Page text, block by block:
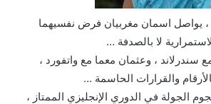
، يواصل اسمان مغربيان فرض نفسيهما
لا بالصدفة …
، وعثمان معما مع واتفورد ،
والقرارات الحاسمة …
الجولة في الدوري الإنجليزي الممتاز ،